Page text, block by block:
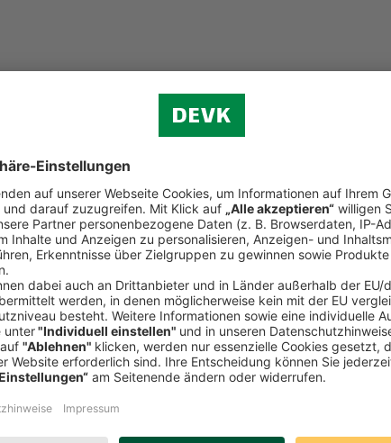
von 331,40 €.
(ohne Verkehr)
Reiserecht
Bereich (Premium-Schutz)
tätiger Single in der Service-Tarif-Variante „Komfort
für einen Monatsbeitrag von 23,53 €: